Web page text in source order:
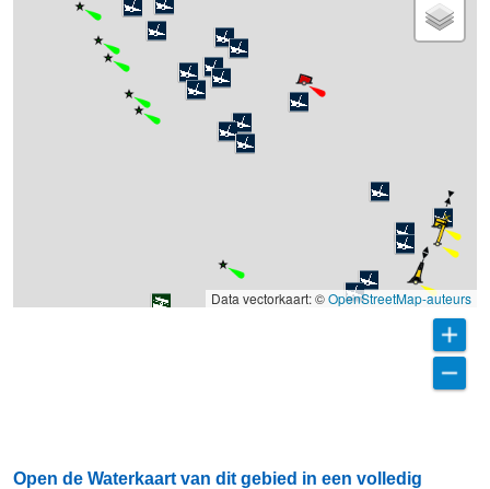
Data vectorkaart: ©OpenStreetMap-auteurs
Open de Waterkaart van dit gebied in een volledig